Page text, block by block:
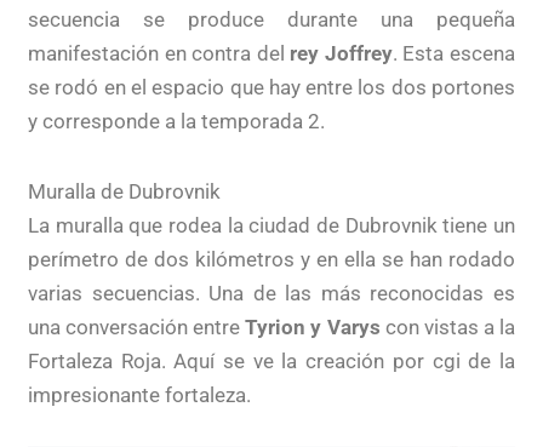
secuencia se produce durante una pequeña
manifestación en contra del rey Joffrey. Esta escena
se rodó en el espacio que hay entre los dos portones
y corresponde a la temporada 2.
Muralla de Dubrovnik
La muralla que rodea la ciudad de Dubrovnik tiene un
perímetro de dos kilómetros y en ella se han rodado
varias secuencias. Una de las más reconocidas es
una conversación entreTyrion y Varys con vistas a la
Fortaleza Roja. Aquí se ve la creación por cgi de la
impresionante fortaleza.